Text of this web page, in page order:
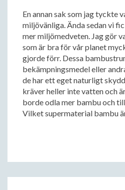
En annan sak som jag tyckte
miljövänliga. Ända sedan vi
mer miljömedveten. Jag gör
som är bra för vår planet
gjorde förr. Dessa
bekämpningsmedel eller
de har ett eget naturligt
kräver heller inte vatten och
borde odla mer bambu och
Vilket supermaterial bambu